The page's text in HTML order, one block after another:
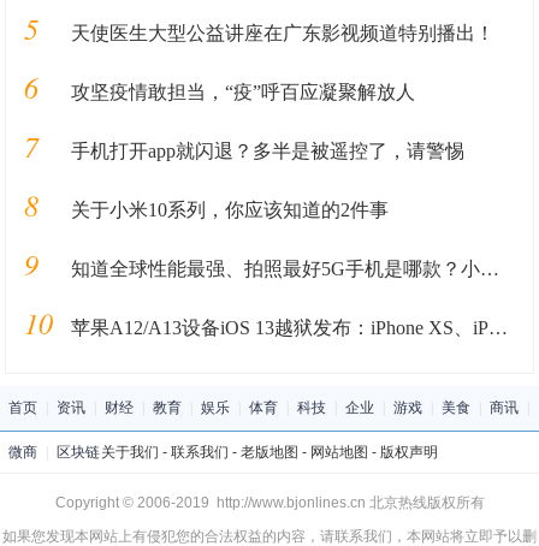
5 天使医生大型公益讲座在广东影视频道特别播出！
6 攻坚疫情敢担当，“疫”呼百应凝聚解放人
7 手机打开app就闪退？多半是被遥控了，请警惕
8 关于小米10系列，你应该知道的2件事
9 知道全球性能最强、拍照最好5G手机是哪款？小米10系列揭开迷惑
10 苹果A12/A13设备iOS 13越狱发布：iPhone XS、iPhone 11可玩性大增
首页 资讯 财经 教育 娱乐 体育 科技 企业 游戏 美食 商讯
微商 区块链关于我们 - 联系我们 - 老版地图 - 网站地图 - 版权声明
Copyright © 2006-2019 http://www.bjonlines.cn 北京热线版权所有
如果您发现本网站上有侵犯您的合法权益的内容，请联系我们，本网站将立即予以删